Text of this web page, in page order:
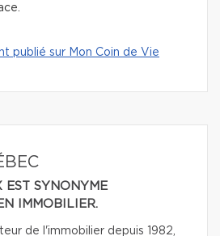
publié sur Mon Coin de Vie
EST SYNONYME
IMMOBILIER.
de l'immobilier depuis 1982,